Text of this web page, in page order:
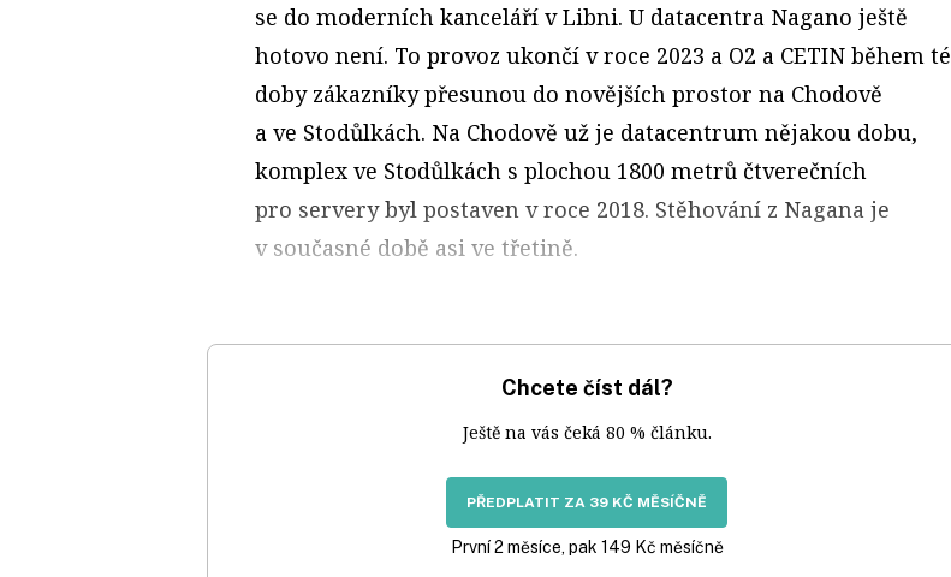
se do moderních kanceláří v Libni. U datacentra Nagano ještě
hotovo není. To provoz ukončí v roce 2023 a O2 a CETIN během té
doby zákazníky přesunou do novějších prostor na Chodově
a ve Stodůlkách. Na Chodově už je datacentrum nějakou dobu,
komplex ve Stodůlkách s plochou 1800 metrů čtverečních
pro servery byl postaven v roce 2018. Stěhování z Nagana je
v současné době asi ve třetině.
Chcete číst dál?
Ještě na vás čeká 80 % článku.
PŘEDPLATIT ZA 39 KČ MĚSÍČNĚ
První 2 měsíce, pak 149 Kč měsíčně